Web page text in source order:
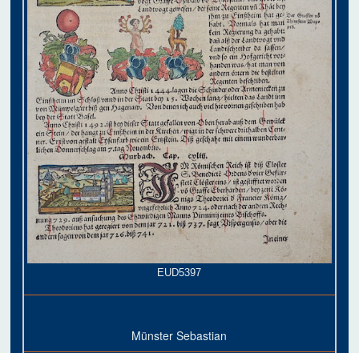
EUD5397
Münster Sebastian